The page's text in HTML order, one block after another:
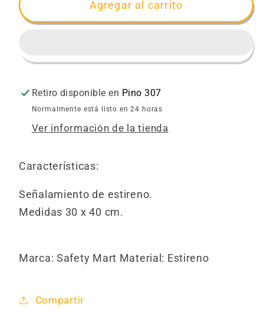
Señalamiento
Su
Espera
Señalamiento
Su
Espera
Agregar al carrito
Retiro disponible en Pino 307
Normalmente está listo en 24 horas
Ver información de la tienda
Características:
Señalamiento de estireno.
Medidas 30 x 40 cm.
Marca: Safety Mart Material: Estireno
Compartir